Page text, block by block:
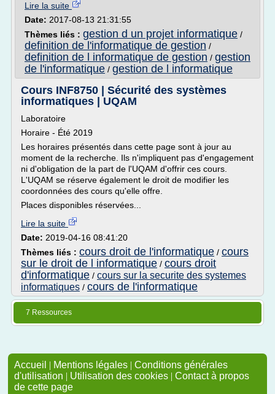
Lire la suite
Date: 2017-08-13 21:31:55
Thèmes liés : gestion d un projet informatique /
definition de l'informatique de gestion /
definition de l informatique de gestion / gestion
de l'informatique / gestion de l informatique
Cours INF8750 | Sécurité des systèmes
informatiques | UQAM
Laboratoire
Horaire - Été 2019
Les horaires présentés dans cette page sont à jour au
moment de la recherche. Ils n'impliquent pas d'engagement
ni d'obligation de la part de l'UQAM d'offrir ces cours.
L'UQAM se réserve également le droit de modifier les
coordonnées des cours qu'elle offre.
Places disponibles réservées...
Lire la suite
Date: 2019-04-16 08:41:20
Thèmes liés : cours droit de l'informatique / cours
sur le droit de l informatique / cours droit
d'informatique / cours sur la securite des systemes
informatiques / cours de l'informatique
7 Ressources
Accueil | Mentions légales | Conditions générales
d'utilisation | Utilisation des cookies | Contact à propos
de cette page